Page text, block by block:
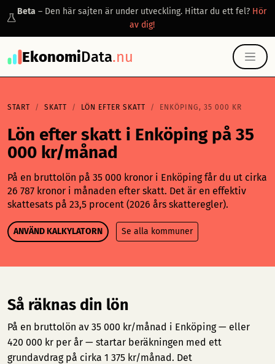
Beta – Den här sajten är under utveckling. Hittar du ett fel? Hör
av dig!
EkonomiData.nu
START SKATT LÖN EFTER SKATT ENKÖPING, 35 000 KR
Lön efter skatt i Enköping på 35
000 kr/månad
På en bruttolön på 35 000 kronor i Enköping får du ut cirka
26 787 kronor i månaden efter skatt. Det är en effektiv
skattesats på 23,5 procent (2026 års skatteregler).
ANVÄND KALKYLATORN Se alla kommuner
Så räknas din lön
På en bruttolön av 35 000 kr/månad i Enköping — eller
420 000 kr per år — startar beräkningen med ett
grundavdrag på cirka 1 375 kr/månad. Det